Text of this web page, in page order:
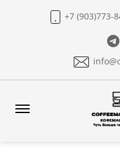
+7 (903)773-